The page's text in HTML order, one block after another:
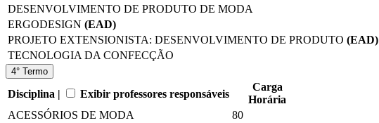
DESENVOLVIMENTO DE PRODUTO DE MODA
ERGODESIGN (EAD)
PROJETO EXTENSIONISTA: DESENVOLVIMENTO DE PRODUTO (EAD)
TECNOLOGIA DA CONFECÇÃO
4° Termo
Disciplina | Exibir professores responsáveis
Carga
Horária
ACESSÓRIOS DE MODA
80